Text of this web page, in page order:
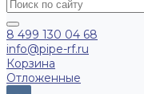
8 499 130 04 68
info@pipe-rf.ru
Корзина
Отложенные